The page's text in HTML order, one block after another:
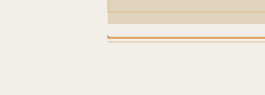
Metaphysical Secrets of
Pazhayarai Vadathali
Dharmapureeswarar